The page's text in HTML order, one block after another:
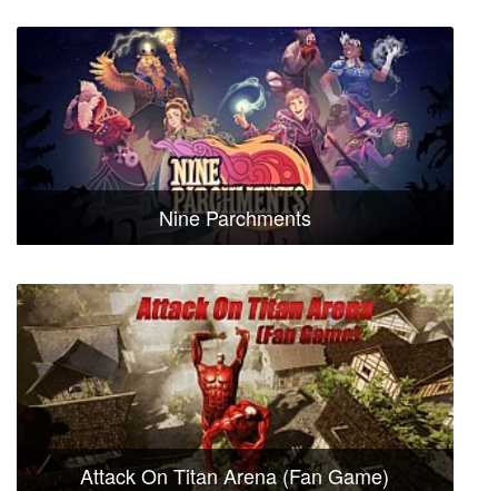
Nine Parchments
Attack On Titan Arena (Fan Game)